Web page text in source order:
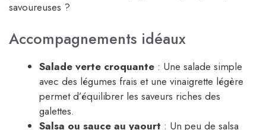
savoureuses ?
Accompagnements idéaux
Salade verte croquante : Une salade simple
avec des légumes frais et une vinaigrette légère
permet d’équilibrer les saveurs riches des
galettes.
Salsa ou sauce au yaourt : Un peu de salsa